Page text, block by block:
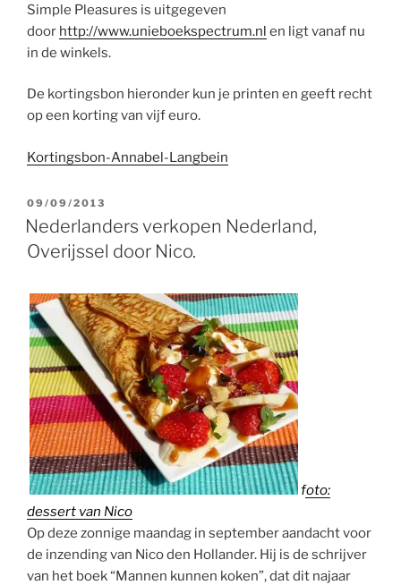
Simple Pleasures is uitgegeven
door http://www.unieboekspectrum.nl en ligt vanaf nu
in de winkels.
De kortingsbon hieronder kun je printen en geeft recht
op een korting van vijf euro.
Kortingsbon-Annabel-Langbein
GEPLAATST
OP
09/09/2013
Nederlanders verkopen Nederland,
Overijssel door Nico.
foto:
dessert van Nico
Op deze zonnige maandag in september aandacht voor
de inzending van Nico den Hollander. Hij is de schrijver
van het boek “Mannen kunnen koken”, dat dit najaar